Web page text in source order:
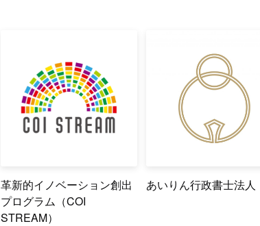
革新的イノベーション創出
プログラム（COI
STREAM）
あいりん行政書士法人